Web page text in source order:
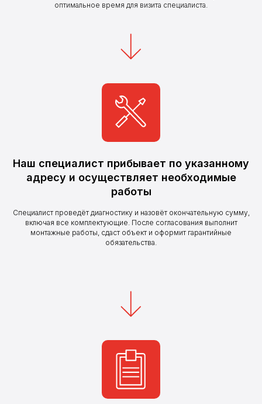
оптимальное время для визита специалиста.
Наш специалист прибывает по указанному
адресу и осуществляет необходимые
работы
Специалист проведёт диагностику и назовёт окончательную сумму,
включая все комплектующие. После согласования выполнит
монтажные работы, сдаст объект и оформит гарантийные
обязательства.